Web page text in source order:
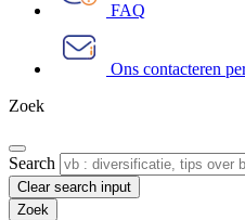
FAQ
Ons contacteren
Zoek
Search
Clear search input